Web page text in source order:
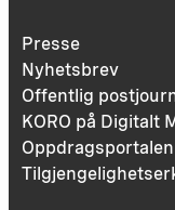
Presse
Nyhetsbrev
Offentlig
KORO på Digitalt
Oppdragsportalen